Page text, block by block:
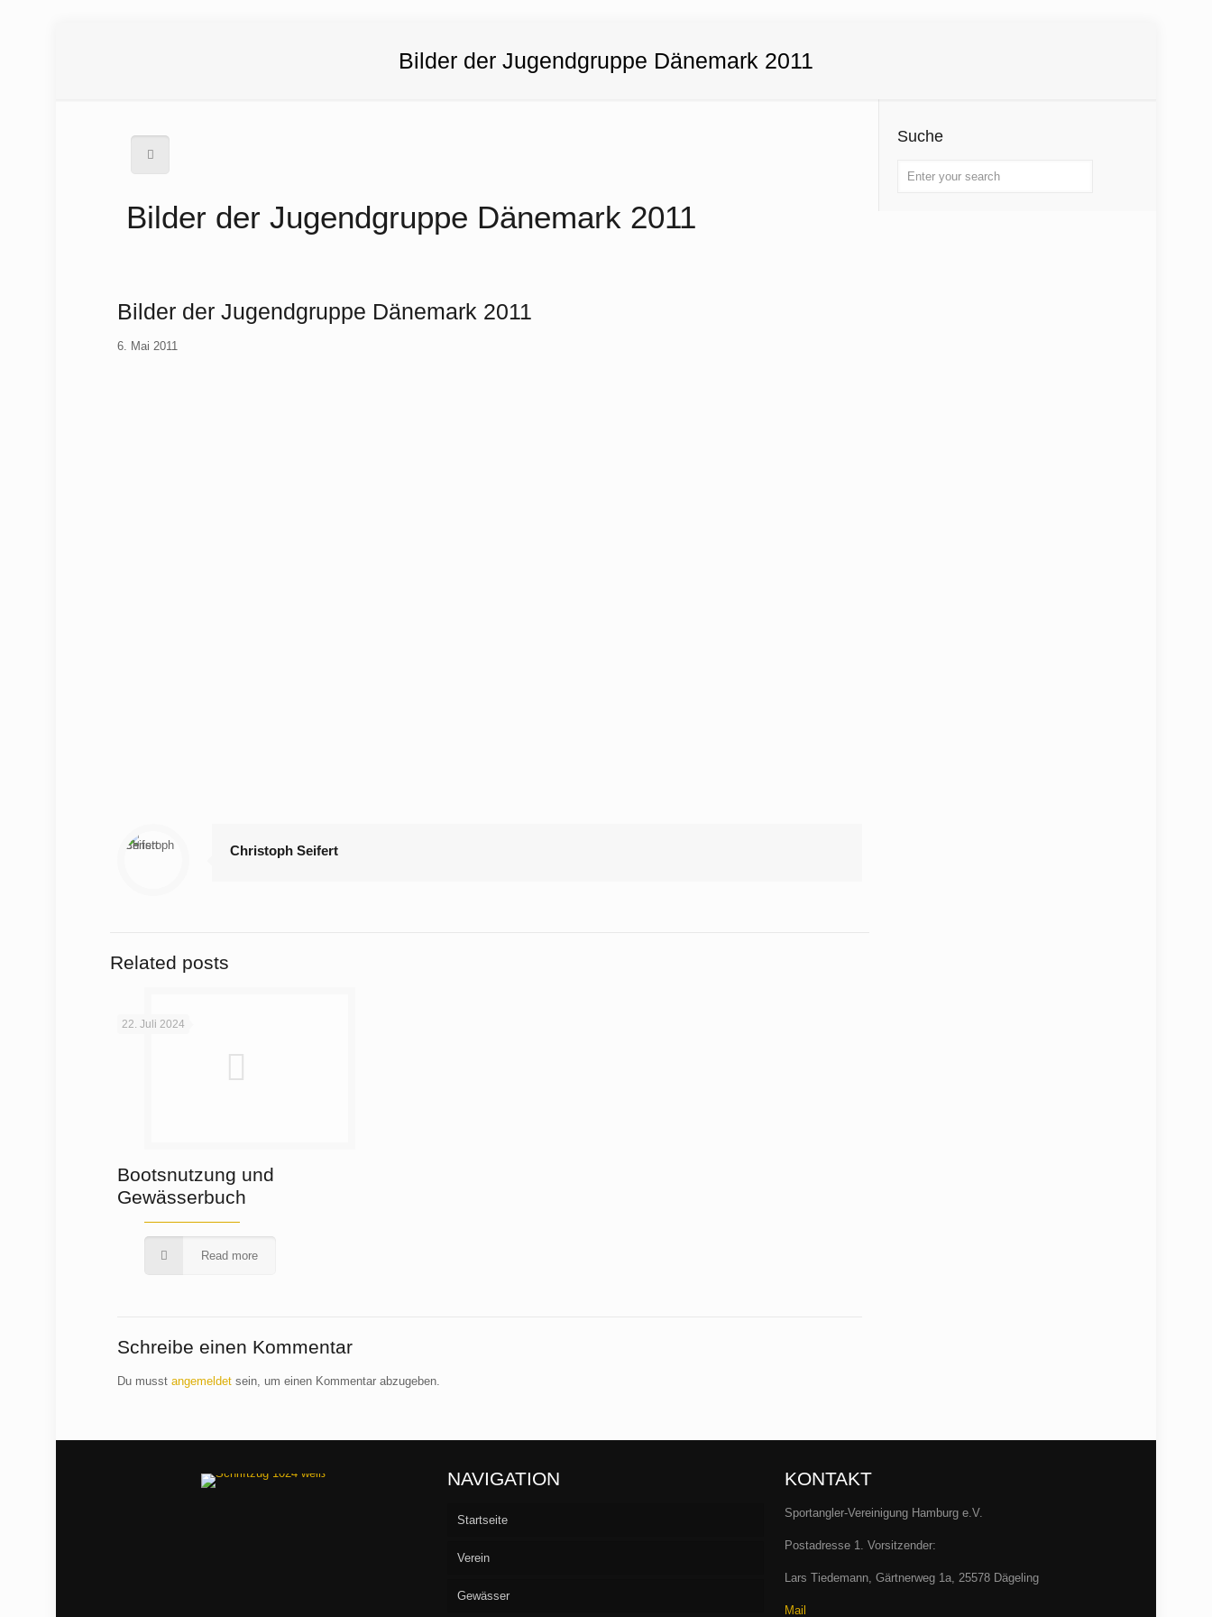
Bilder der Jugendgruppe Dänemark 2011
Bilder der Jugendgruppe Dänemark 2011
Bilder der Jugendgruppe Dänemark 2011
6. Mai 2011
Christoph Seifert
Related posts
22. Juli 2024
Bootsnutzung und
Gewässerbuch
Read more
Schreibe einen Kommentar
Du musstangemeldet sein, um einen Kommentar abzugeben.
Suche
NAVIGATION
Startseite
Verein
Vorstand
Gewässer
KONTAKT
Sportangler-Vereinigung Hamburg e.V.
Postadresse 1. Vorsitzender:
Lars Tiedemann, Gärtnerweg 1a, 25578 Dägeling
Mail